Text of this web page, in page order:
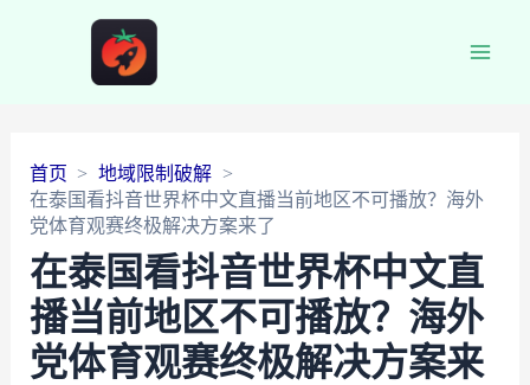
首页
地域限制破解
在泰国看抖音世界杯中文直播当前地区不可播放？海外
党体育观赛终极解决方案来了
在泰国看抖音世界杯中文直
播当前地区不可播放？海外
党体育观赛终极解决方案来